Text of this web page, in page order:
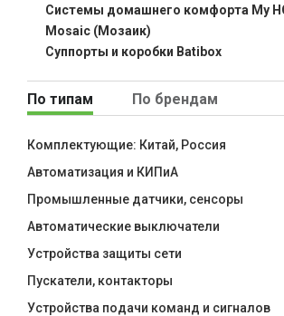
Системы домашнего комфорта My
Mosaic (Мозаик)
Суппорты и коробки Batibox
По типам По брендам
Комплектующие: Китай, Россия
Автоматизация и КИПиА
Промышленные датчики, сенсоры
Автоматические выключатели
Устройства защиты сети
Пускатели, контакторы
Устройства подачи команд и сигналов